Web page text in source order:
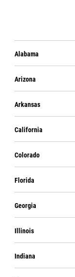
Alabama
Arizona
Arkansas
California
Colorado
Florida
Georgia
Illinois
Indiana